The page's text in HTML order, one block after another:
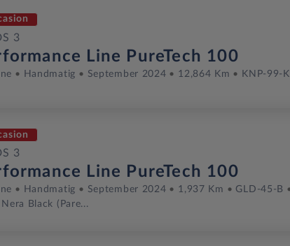
3
Line PureTech 100
Handmatig September 2024 12,864 Km KNP-99-K
3
Line PureTech 100
Handmatig September 2024 1,937 Km
GLD-45-B
Nera Black (pare...